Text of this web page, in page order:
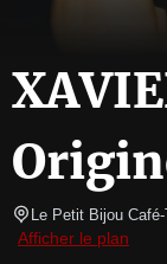
Le Petit Bijou
Afficher le plan